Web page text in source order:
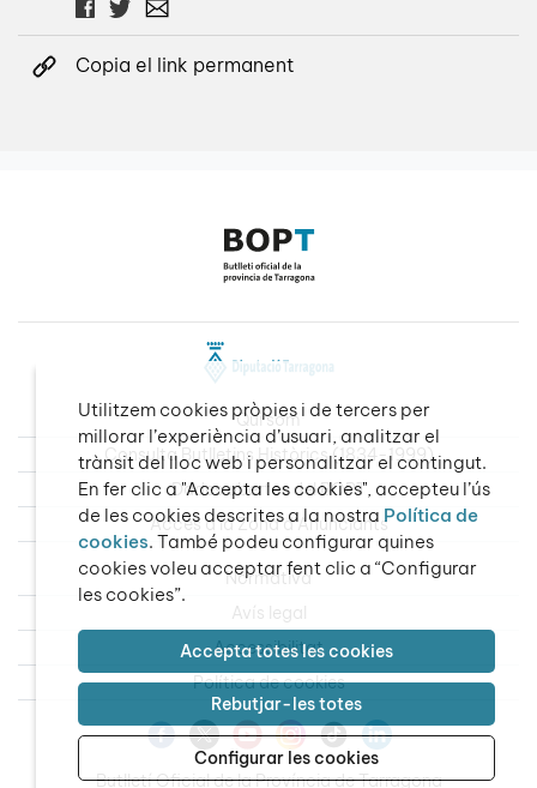
Copia el link permanent
Qui som
Consulta Butlletins Històrics (1834-1999)
Dades obertes del BOPT
Accés a la Zona d’Anunciants
Normativa
Avís legal
Accessibilitat
Política de cookies
Butlletí Oficial de la Província de Tarragona
Utilitzem cookies pròpies i de tercers per
millorar l’experiència d’usuari, analitzar el
trànsit del lloc web i personalitzar el contingut.
En fer clic a "Accepta les cookies", accepteu l’ús
de les cookies descrites a la nostra Política de
cookies. També podeu configurar quines
cookies voleu acceptar fent clic a “Configurar
les cookies”.
Accepta totes les cookies
Rebutjar-les totes
Configurar les cookies